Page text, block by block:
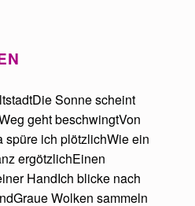
Sonne scheint
geht beschwingtVon
spüre ich plötzlichWie ein
ergötzlichEinen
HandIch blicke nach
Wolken sammeln